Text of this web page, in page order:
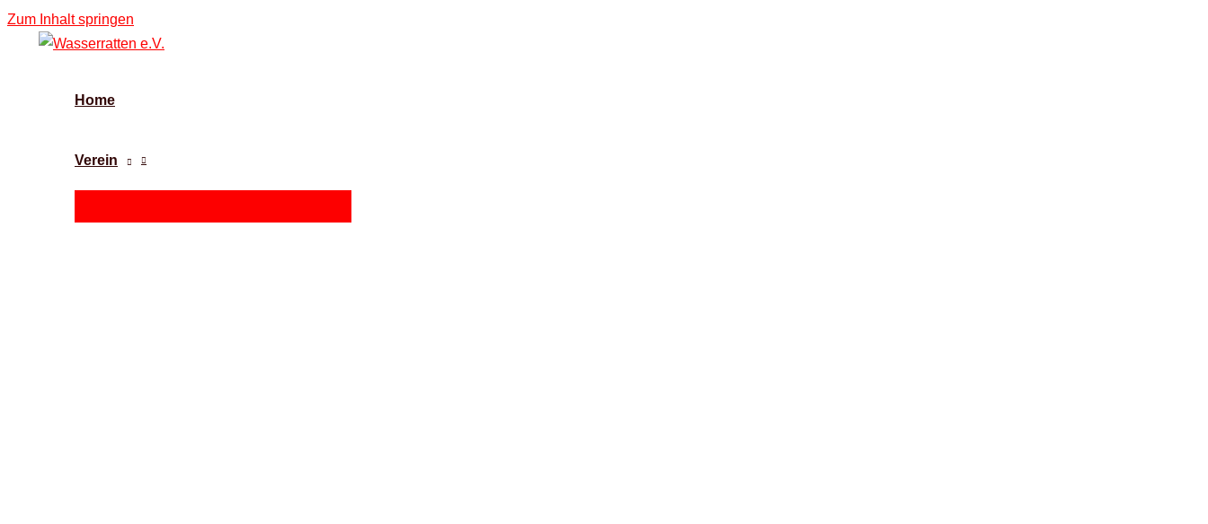
Zum Inhalt springen
Home
Verein